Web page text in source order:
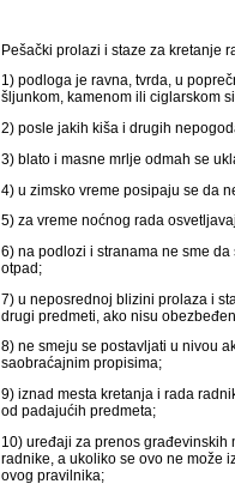
Pešački prolazi i staze za kretanje
1) podloga je ravna, tvrda, u
šljunkom, kamenom ili ciglarskom
2) posle jakih kiša i drugih
3) blato i masne mrlje odmah se
4) u zimsko vreme posipaju se da
5) za vreme noćnog rada
6) na podlozi i stranama ne sme
otpad;
7) u neposrednoj blizini prolaza i
drugi predmeti, ako nisu
8) ne smeju se postavljati u nivou
saobraćajnim propisima;
9) iznad mesta kretanja i rada
od padajućih predmeta;
10) uređaji za prenos
radnike, a ukoliko se ovo ne može
ovog pravilnika;